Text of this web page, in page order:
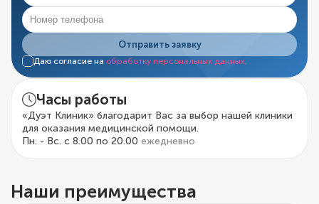
Отправить заявку
Даю согласие на обработку персональных данных.
Часы работы
«Дуэт Клиник» благодарит Вас за выбор нашей клиники
для оказания медицинской помощи.
Пн. - Вс. с 8.00 по 20.00 ежедневно
Наши преимущества